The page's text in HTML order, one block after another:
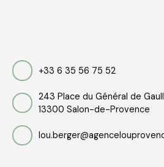
+33 6 35 56 75 52
243 Place du Général de
13300 Salon-de-Provence